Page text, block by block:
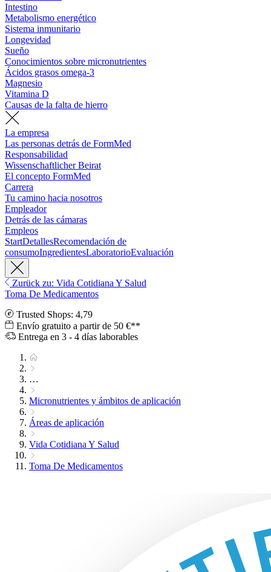
Intestino
Metabolismo energético
Sistema inmunitario
Longevidad
Sueño
Conocimientos sobre micronutrientes
Ácidos grasos omega-3
Magnesio
Vitamina D
Causas de la falta de hierro
La empresa
Las personas detrás de FormMed
Responsabilidad
Wissenschaftlicher Beirat
El concepto FormMed
Carrera
Tu camino hacia nosotros
Empleador
Detrás de las cámaras
Empleos
StartDetallesRecomendación de
consumoIngredientesLaboratorioEvaluación
Zurück zu: Vida Cotidiana Y Salud
Toma De Medicamentos
Trusted Shops: 4,79
Envío gratuito a partir de 50 €**
Entrega en 3 - 4 días laborables
…
Micronutrientes y ámbitos de aplicación
Áreas de aplicación
Vida Cotidiana Y Salud
Toma De Medicamentos